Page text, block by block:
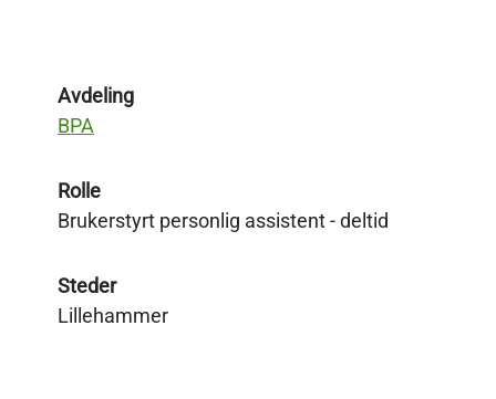
Avdeling
BPA
Rolle
Brukerstyrt personlig assistent - deltid
Steder
Lillehammer